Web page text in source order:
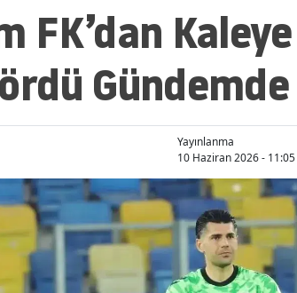
FK’dan
Gündemde
Yayınlanma
10 Haziran 2026 - 11:05